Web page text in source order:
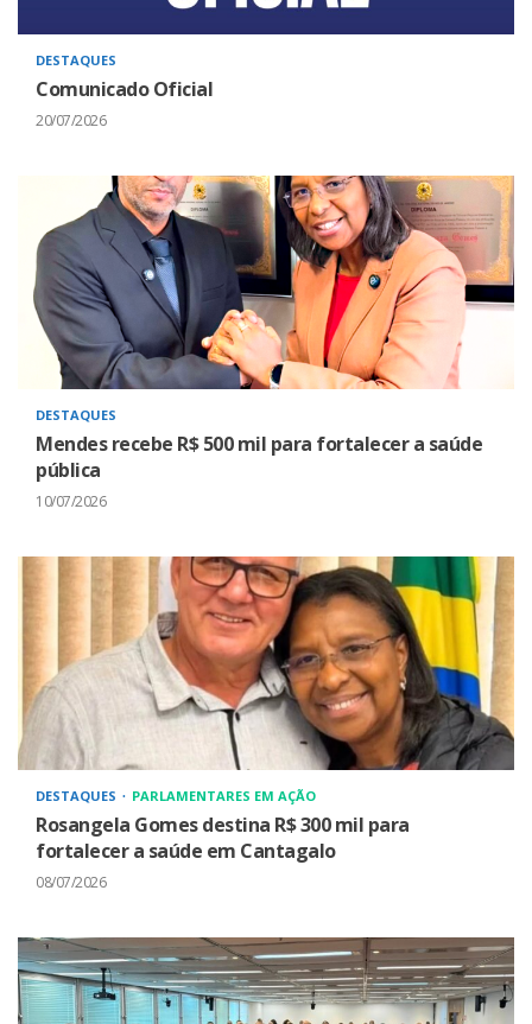
DESTAQUES
Comunicado Oficial
20/07/2026
DESTAQUES
Mendes recebe R$ 500 mil para fortalecer a saúde
pública
10/07/2026
DESTAQUES PARLAMENTARES EM AÇÃO
Rosangela Gomes destina R$ 300 mil para
fortalecer a saúde em Cantagalo
08/07/2026